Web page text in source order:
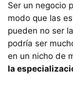
Ser un negocio
modo que las
pueden no ser
podría ser
en un nicho de
la